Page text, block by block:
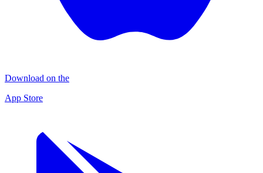
Download on the
App Store